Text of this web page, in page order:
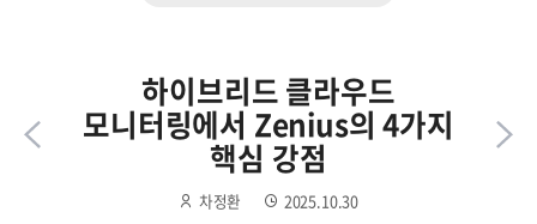
하이브리드 클라우드
모니터링에서 Zenius의 4가지
핵심 강점
차정환 2025.10.30